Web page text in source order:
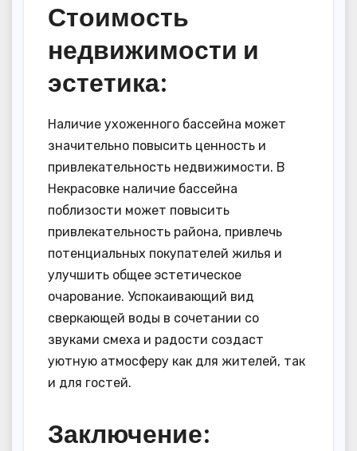
Стоимость
недвижимости и
эстетика:
Наличие ухоженного бассейна может
значительно повысить ценность и
привлекательность недвижимости. В
Некрасовке наличие бассейна
поблизости может повысить
привлекательность района, привлечь
потенциальных покупателей жилья и
улучшить общее эстетическое
очарование. Успокаивающий вид
сверкающей воды в сочетании со
звуками смеха и радости создаст
уютную атмосферу как для жителей, так
и для гостей.
Заключение: